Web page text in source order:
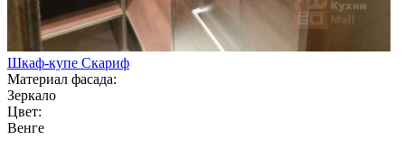
Шкаф-купе Скариф
Материал фасада:
Зеркало
Цвет:
Венге